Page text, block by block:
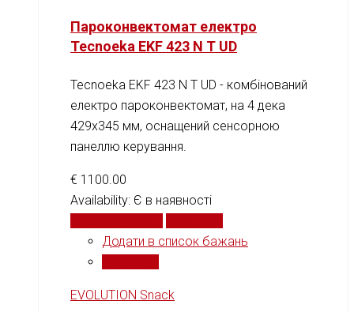
Пароконвектомат електро
Tecnoeka EKF 423 N T UD
Tecnoeka EKF 423 N T UD - комбінований
електро пароконвектомат, на 4 дека
429x345 мм, оснащений сенсорною
панеллю керування.
€ 1100.00
Availability: Є в наявності
Додати в список бажань
EVOLUTION Snack